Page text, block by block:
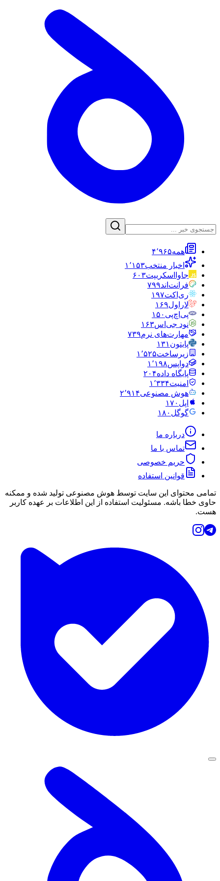
همه۴٬۹۶۵
اخبار منتخب۱٬۱۵۳
جاوااسکریپت۶۰۳
فرانت‌اند۷۹۹
ری‌اکت۱۹۷
لاراول۱۶۹
پی‌اچ‌پی ۱۵۰
نود جی‌اس۱۶۳
مهارت‌های نرم۷۳۹
پایتون ۱۳۱
زیرساخت۱٬۵۲۵
دواپس۱٬۱۹۸
پایگاه داده۲۰۴
امنیت۱٬۳۳۴
هوش مصنوعی۲٬۹۱۴
اپل ۱۷۰
گوگل ۱۸۰
درباره ما
تماس با ما
حریم خصوصی
قوانین استفاده
تمامی محتوای این سایت توسط هوش مصنوعی تولید شده و ممکنه
حاوی خطا باشه. مسئولیت استفاده از این اطلاعات بر عهده کاربر
هست.